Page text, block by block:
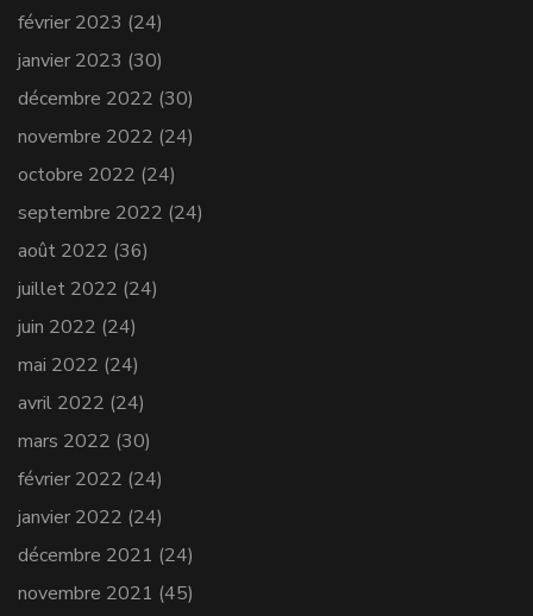
février 2023 (24)
janvier 2023 (30)
décembre 2022 (30)
novembre 2022 (24)
octobre 2022 (24)
septembre 2022 (24)
août 2022 (36)
juillet 2022 (24)
juin 2022 (24)
mai 2022 (24)
avril 2022 (24)
mars 2022 (30)
février 2022 (24)
janvier 2022 (24)
décembre 2021 (24)
novembre 2021 (45)